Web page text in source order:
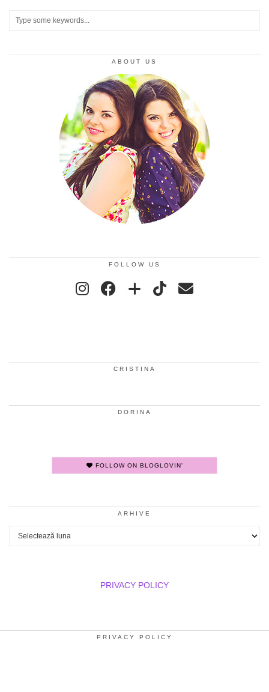
ABOUT US
FOLLOW US
CRISTINA
DORINA
FOLLOW ON BLOGLOVIN'
ARHIVE
Arhive
PRIVACY POLICY
PRIVACY POLICY